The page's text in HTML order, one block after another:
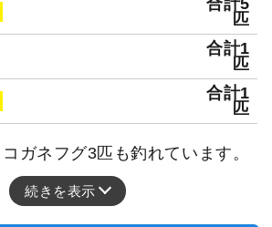
合計5
匹
合計1
匹
合計1
匹
ガネフグ3匹も釣れています。
続きを表示